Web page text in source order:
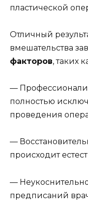
пластической
Отличный
вмешательства
факторов, таких
—
полностью
проведения
—
происходит
—
предписаний